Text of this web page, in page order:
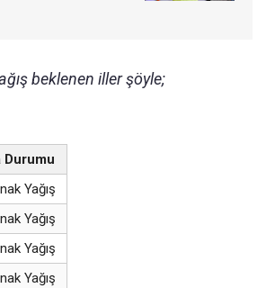
beklenen iller şöyle;
Durumu
Yağış
Yağış
Yağış
Yağış